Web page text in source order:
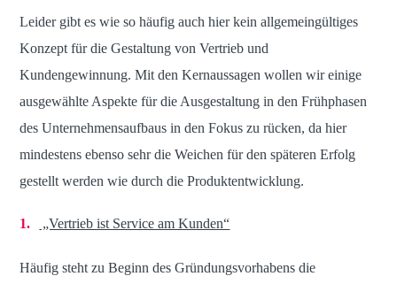
Leider gibt es wie so häufig auch hier kein allgemeingültiges
Konzept für die Gestaltung von Vertrieb und
Kundengewinnung. Mit den Kernaussagen wollen wir einige
ausgewählte Aspekte für die Ausgestaltung in den Frühphasen
des Unternehmensaufbaus in den Fokus zu rücken, da hier
mindestens ebenso sehr die Weichen für den späteren Erfolg
gestellt werden wie durch die Produktentwicklung.
„Vertrieb ist Service am Kunden“
Häufig steht zu Beginn des Gründungsvorhabens die